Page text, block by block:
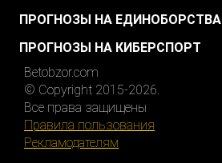
ПРОГНОЗЫ НА ЕДИНОБОРСТВА
ПРОГНОЗЫ НА КИБЕРСПОРТ
Betobzor.com
© Copyright 2015-2026.
Все права защищены
Правила пользования
Рекламодателям